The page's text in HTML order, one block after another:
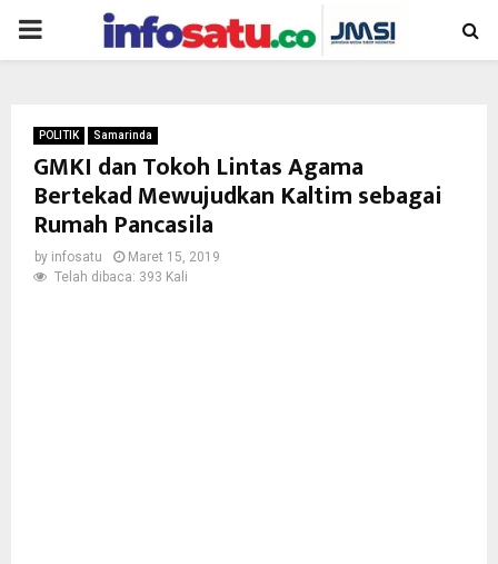
PRIMARY
POLITIK Samarinda
GMKI dan Tokoh Lintas Agama
Bertekad Mewujudkan Kaltim sebagai
Rumah Pancasila
by infosatu
Maret 15, 2019
Telah dibaca: 393 Kali